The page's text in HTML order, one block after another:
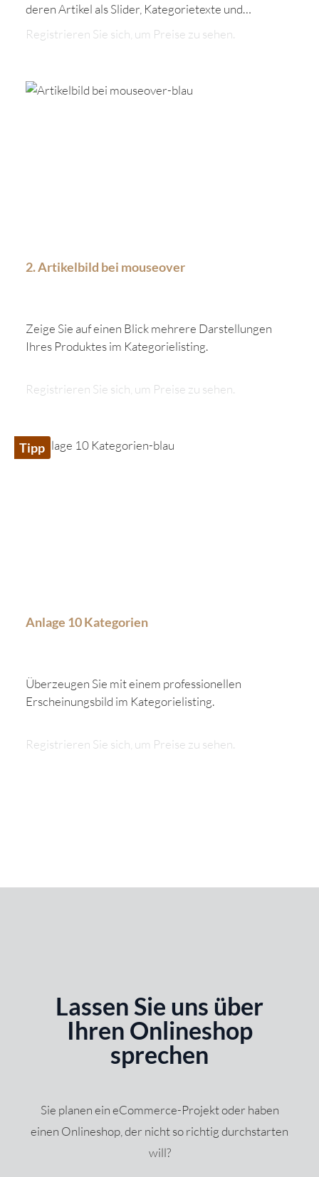
deren Artikel als Slider, Kategorietexte und
Kategoriebilder an. Diverse Layoutvariationen
möglich.
Registrieren Sie sich, um Preise zu sehen.
2. Artikelbild bei mouseover
Zeige Sie auf einen Blick mehrere Darstellungen
Ihres Produktes im Kategorielisting.
Registrieren Sie sich, um Preise zu sehen.
Tipp
Anlage 10 Kategorien
Überzeugen Sie mit einem professionellen
Erscheinungsbild im Kategorielisting.
Registrieren Sie sich, um Preise zu sehen.
Lassen Sie uns über
Ihren Onlineshop
sprechen
Sie planen ein eCommerce-Projekt oder haben
einen Onlineshop, der nicht so richtig durchstarten
will?